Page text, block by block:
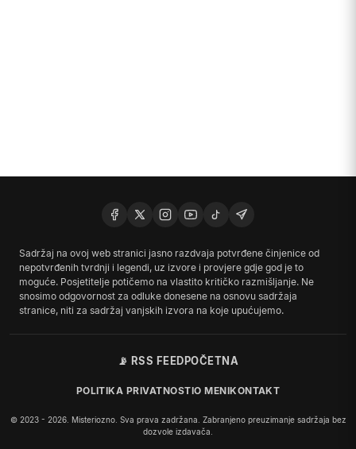
Sadržaj na ovoj web stranici jasno razdvaja potvrđene činjenice od
nepotvrđenih tvrdnji i legendi, uz izvore i provjere gdje god je to
moguće. Posjetitelje potičemo na vlastito kritičko razmišljanje. Ne
snosimo odgovornost za odluke donesene na osnovu sadržaja
stranice, niti za sadržaj vanjskih izvora na koje upućujemo.
📡 RSS FEEDPOČETNA
POLITIKA PRIVATNOSTIO MENIKONTAKT
© 2023 - 2026. Misteriozno. Sva prava zadržana. Zabranjeno preuzimanje sadržaja bez
dozvole izdavača.